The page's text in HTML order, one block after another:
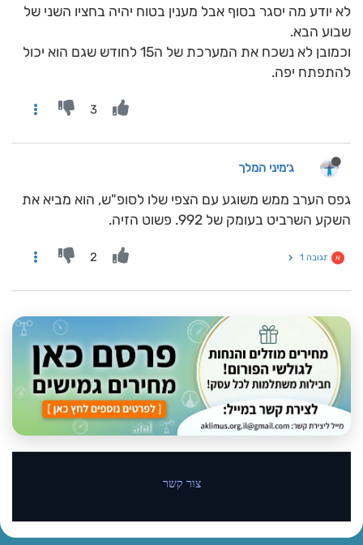
לא יודע מה יסגר בסוף אבל מענין בטוח יהיה בחציו השני של
שבוע הבא.
וכמובן לא נשכח את המערכת של ה15 לחודש שגם הוא יכול
להתפתח יפה.
3
ג׳מיני המלך
גפס הערב ממש משוגע עם הצפי שלו לסופ"ש, הוא מביא את
השקע השרביט בעומק של 992. פשוט הזיה.
א תגובה 1 2
צור קשר